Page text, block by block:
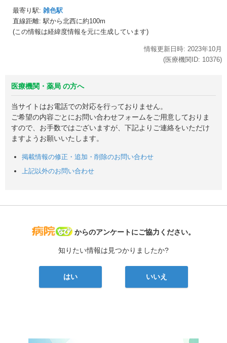
最寄り駅: 雑色駅
直線距離: 駅から北西に約100m
(この情報は経緯度情報を元に生成しています)
情報更新日時: 2023年10月
(医療機関ID: 10376)
医療機関・薬局 の方へ
当サイトはお電話での対応を行っておりません。
ご希望の内容ごとにお問い合わせフォームをご用意しておりま
すので、お手数ではございますが、下記よりご連絡をいただけ
ますようお願いいたします。
掲載情報の修正・追加・削除のお問い合わせ
上記以外のお問い合わせ
病院なび
からのアンケートにご協力ください。
知りたい情報は見つかりましたか?
はい いいえ